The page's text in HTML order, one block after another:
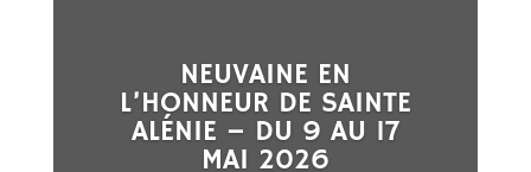
NEUVAINE EN
L’HONNEUR DE SAINTE
ALÉNIE – DU 9 AU 17
MAI 2026